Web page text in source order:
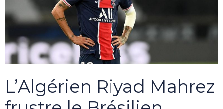
L’Algérien Riyad Mahrez